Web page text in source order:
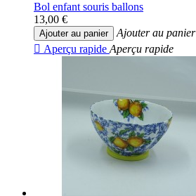
Bol enfant souris ballons
13,00 €
Ajouter au panier
Ajouter au panier
 Aperçu rapide Aperçu rapide